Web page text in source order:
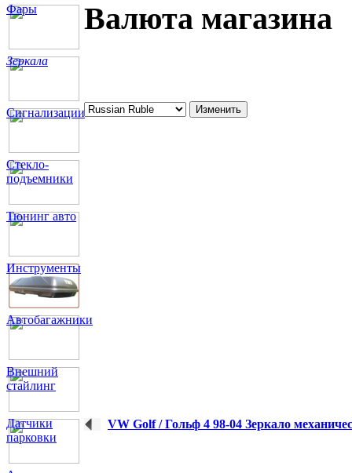
Фары
Зеркала
Сигнализации
Стекло-
подъемники
Тюнинг авто
Инструменты
Автобагажники
Внешний
стайлинг
Датчики
парковки
Валюта магазина
VW Golf / Гольф 4 98-04 Зеркало